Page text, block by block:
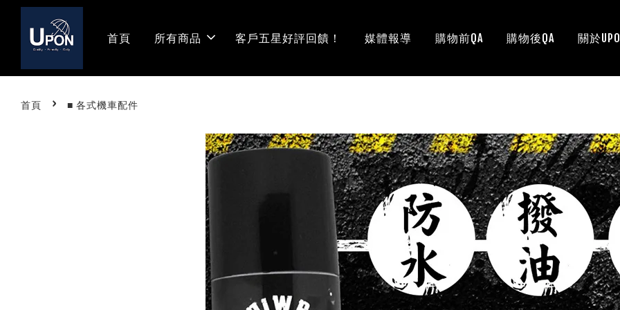
首頁 所有商品 客戶五星好評回饋！ 媒體報導 購物前QA 購物後QA 關於
首頁 › ■ 各式機車配件